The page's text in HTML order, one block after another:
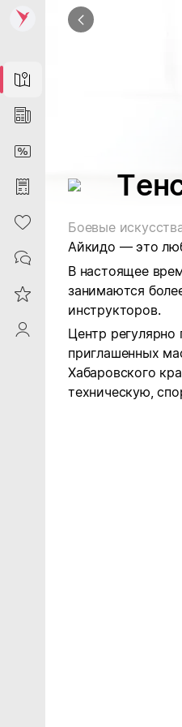
Map
News
DiscountCard
Purchases
Heart
Contacts
Reviews
ProfileSaby
Боевые
Айкидо — это
В настоящее
занимаются
инструкторов.
Центр
приглашенных
Хабаровского
техническую,